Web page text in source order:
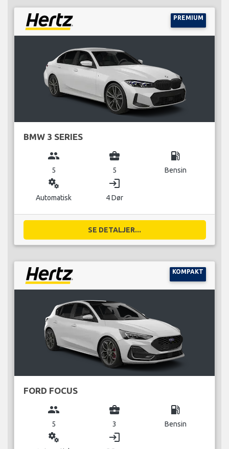
PREMIUM
BMW 3 SERIES
group
5
business_center
5
local_gas_station
Bensin
miscellaneous_services
Automatisk
login
4 Dør
SE DETALJER...
KOMPAKT
FORD FOCUS
group
5
business_center
3
local_gas_station
Bensin
miscellaneous_services login